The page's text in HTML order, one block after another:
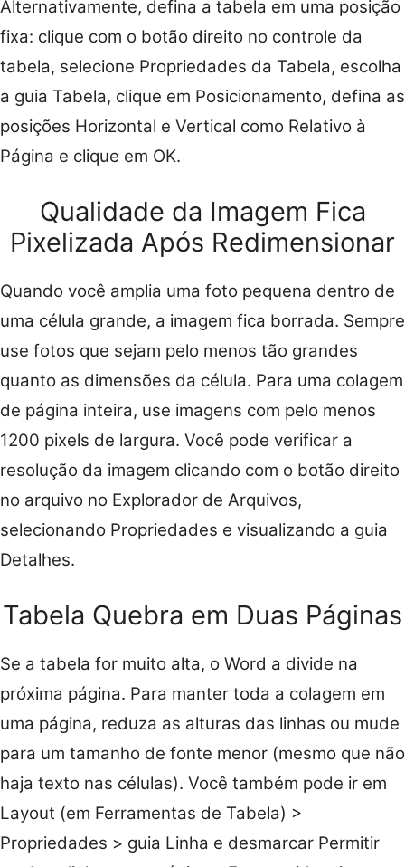
Alternativamente, defina a tabela em uma posição
fixa: clique com o botão direito no controle da
tabela, selecione Propriedades da Tabela, escolha
a guia Tabela, clique em Posicionamento, defina as
posições Horizontal e Vertical como Relativo à
Página e clique em OK.
Qualidade da Imagem Fica
Pixelizada Após Redimensionar
Quando você amplia uma foto pequena dentro de
uma célula grande, a imagem fica borrada. Sempre
use fotos que sejam pelo menos tão grandes
quanto as dimensões da célula. Para uma colagem
de página inteira, use imagens com pelo menos
1200 pixels de largura. Você pode verificar a
resolução da imagem clicando com o botão direito
no arquivo no Explorador de Arquivos,
selecionando Propriedades e visualizando a guia
Detalhes.
Tabela Quebra em Duas Páginas
Se a tabela for muito alta, o Word a divide na
próxima página. Para manter toda a colagem em
uma página, reduza as alturas das linhas ou mude
para um tamanho de fonte menor (mesmo que não
haja texto nas células). Você também pode ir em
Layout (em Ferramentas de Tabela) >
Propriedades > guia Linha e desmarcar Permitir